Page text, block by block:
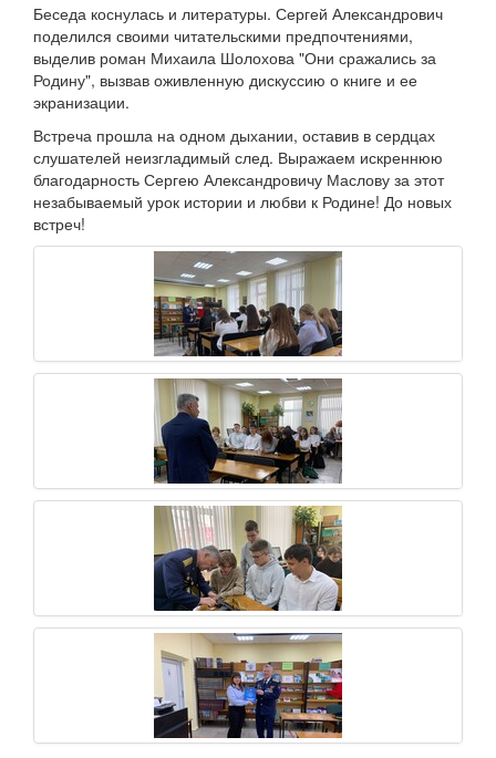
Беседа коснулась и литературы. Сергей Александрович
поделился своими читательскими предпочтениями,
выделив роман Михаила Шолохова "Они сражались за
Родину", вызвав оживленную дискуссию о книге и ее
экранизации.
Встреча прошла на одном дыхании, оставив в сердцах
слушателей неизгладимый след. Выражаем искреннюю
благодарность Сергею Александровичу Маслову за этот
незабываемый урок истории и любви к Родине! До новых
встреч!